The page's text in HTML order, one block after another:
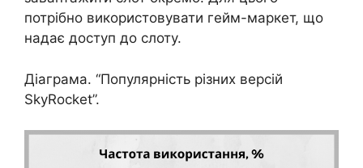
потрібно використовувати гейм-маркет, що
надає доступ до слоту.
Діаграма. “Популярність різних версій
SkyRocket”.